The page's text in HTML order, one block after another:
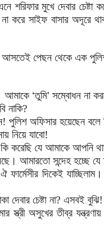
মুখে দেবার চেষ্টা
করে সাইফ বাসার অদূরে
পেছন থেকে এক
আমাকে ‘তুমি’ সম্বোধন না
নাকি?
অফিসার হয়েছেন বলে
নিয়ে যাবো!
যে আমাকে আপনি
আমারতো সন্দেহ হচ্ছে
দিকেই
দেবার চেষ্টা না? এসবই
অসুখের তীব্র